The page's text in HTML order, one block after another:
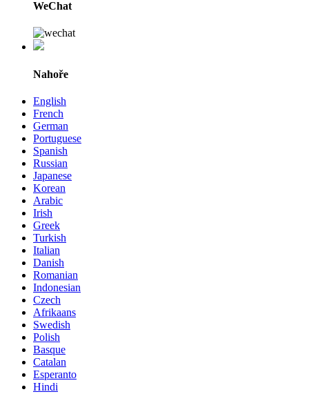
WeChat
Nahoře
English
French
German
Portuguese
Spanish
Russian
Japanese
Korean
Arabic
Irish
Greek
Turkish
Italian
Danish
Romanian
Indonesian
Czech
Afrikaans
Swedish
Polish
Basque
Catalan
Esperanto
Hindi